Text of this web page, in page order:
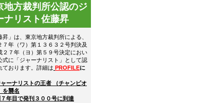
地方裁判所公認のジ
ナリスト佐藤昇
昇」は、東京地方裁判所による、
７年（ワ）第１３６３２号判決及
２７年（ヨ）第５９号決定におい
式に「ジャーナリスト」として認
ております。詳細は PROFILEに
ャーナリストの王者 （チャンピオ
を襲名
年目で発刊３００号に到達